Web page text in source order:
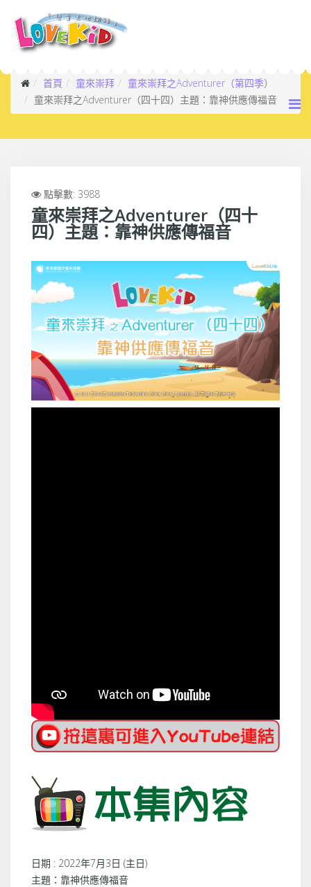
首頁 童來崇拜
童來崇拜之Adventurer（第四季）
童來崇拜之Adventurer（四十四）主題：靠神供應傳福音
點擊數: 3988
童來崇拜之Adventurer（四十
四）主題：靠神供應傳福音
日期 : 2022年7月3日 (主日)
主題：靠神供應傳福音